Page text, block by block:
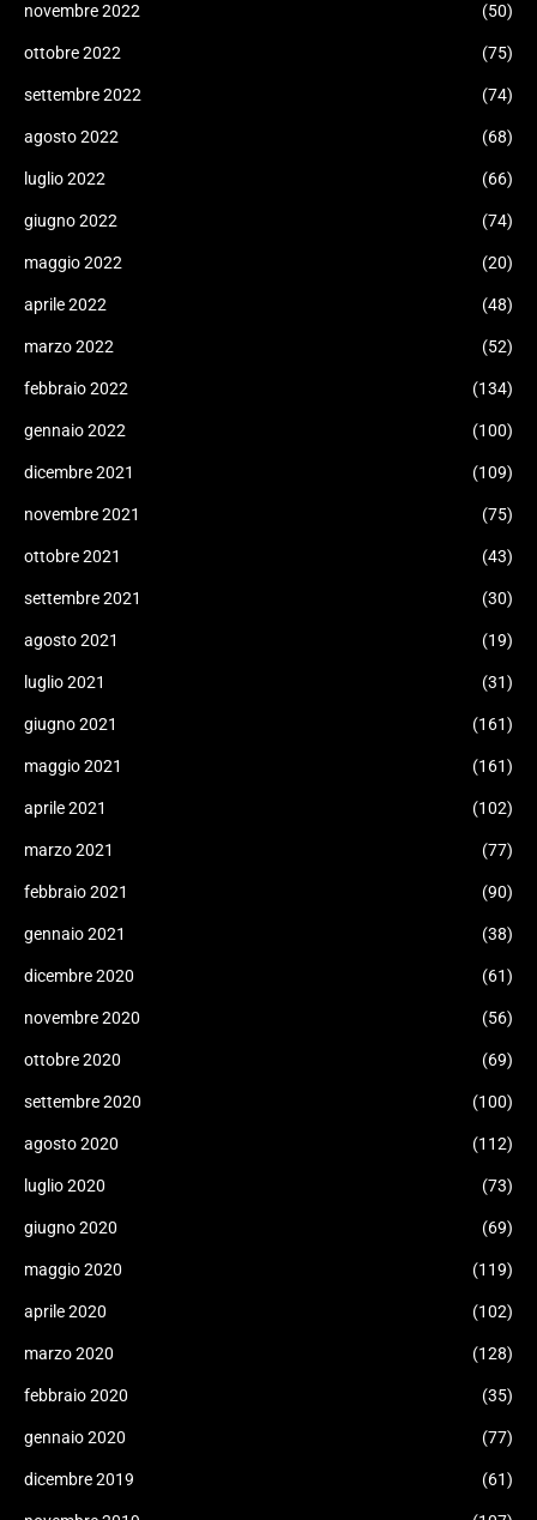
novembre 2022 (50)
ottobre 2022 (75)
settembre 2022 (74)
agosto 2022 (68)
luglio 2022 (66)
giugno 2022 (74)
maggio 2022 (20)
aprile 2022 (48)
marzo 2022 (52)
febbraio 2022 (134)
gennaio 2022 (100)
dicembre 2021 (109)
novembre 2021 (75)
ottobre 2021 (43)
settembre 2021 (30)
agosto 2021 (19)
luglio 2021 (31)
giugno 2021 (161)
maggio 2021 (161)
aprile 2021 (102)
marzo 2021 (77)
febbraio 2021 (90)
gennaio 2021 (38)
dicembre 2020 (61)
novembre 2020 (56)
ottobre 2020 (69)
settembre 2020 (100)
agosto 2020 (112)
luglio 2020 (73)
giugno 2020 (69)
maggio 2020 (119)
aprile 2020 (102)
marzo 2020 (128)
febbraio 2020 (35)
gennaio 2020 (77)
dicembre 2019 (61)